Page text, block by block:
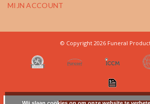
MIJN ACCOUNT
© Copyright 2026 Funeral